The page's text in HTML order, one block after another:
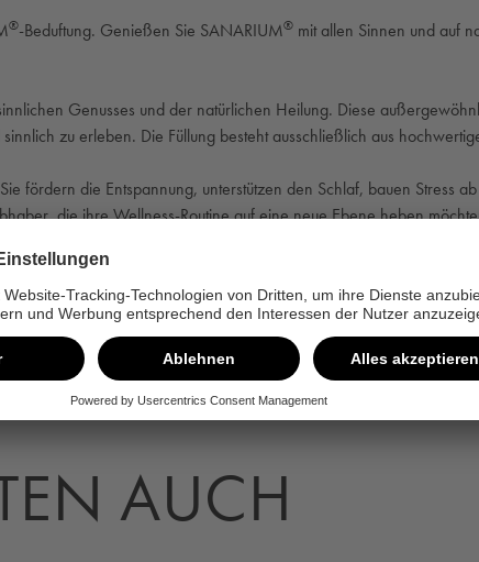
®-Beduftung. Genießen Sie SANARIUM® mit allen Sinnen und auf
Genusses und der natürlichen Heilung. Diese
zu erleben. Die Füllung besteht ausschließlich aus
fördern die Entspannung, unterstützen den Schlaf, bauen Stress
die ihre Wellness-Routine auf eine neue Ebene heben
AUCH